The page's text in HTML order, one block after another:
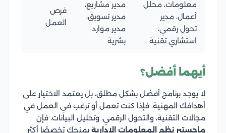
معلومات، محلل
أعمال، مدير
تحول رقمي،
استشاري تقنية
مدير مشاريع،
مدير تسويق،
مدير موارد
بشرية
فرص
العمل
أيهما أفضل؟
لا يوجد برنامج أفضل بشكل مطلق، بل يعتمد الاختيار على
أهدافك المهنية، فإذا كنت تعمل أو ترغب في العمل في
مجالات التقنية، والتحول الرقمي، وتحليل البيانات، فإن
ماجستير نظم المعلومات الإدارية يمنحك تخصصًا أكثر